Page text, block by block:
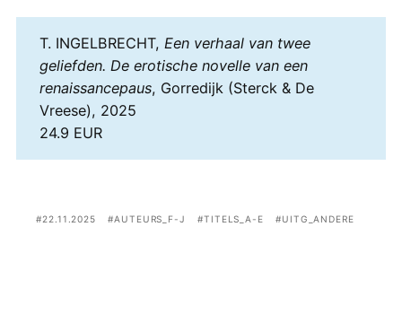
T. INGELBRECHT, Een verhaal van twee
geliefden. De erotische novelle van een
renaissancepaus, Gorredijk (Sterck & De
Vreese), 2025
24.9 EUR
22.11.2025 AUTEURS_F-J TITELS_A-E UITG_ANDERE